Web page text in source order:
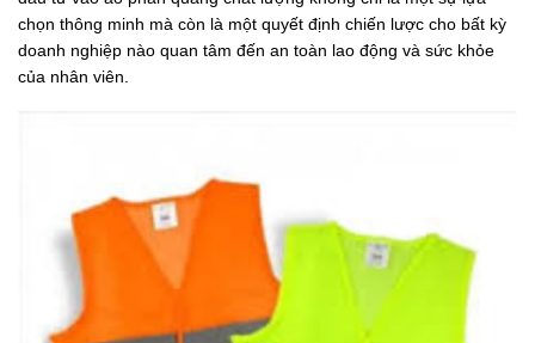
chọn thông minh mà còn là một quyết định chiến lược cho bất kỳ
doanh nghiệp nào quan tâm đến an toàn lao động và sức khỏe
của nhân viên.